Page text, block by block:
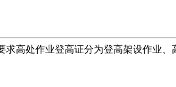
高处作业登高证分为登高架设作业